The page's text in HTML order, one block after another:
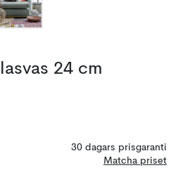
24 cm
30 dagars prisgaranti
Matcha priset